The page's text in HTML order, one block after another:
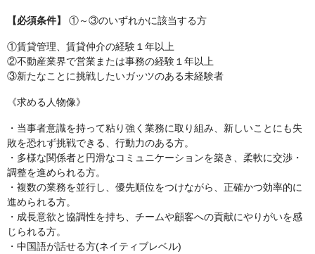
【必須条件】 ①～③のいずれかに該当する方
①賃貸管理、賃貸仲介の経験１年以上
②不動産業界で営業または事務の経験１年以上
③新たなことに挑戦したいガッツのある未経験者
《求める人物像》
・当事者意識を持って粘り強く業務に取り組み、新しいことにも失
敗を恐れず挑戦できる、行動力のある方。
・多様な関係者と円滑なコミュニケーションを築き、柔軟に交渉・
調整を進められる方。
・複数の業務を並行し、優先順位をつけながら、正確かつ効率的に
進められる方。
・成長意欲と協調性を持ち、チームや顧客への貢献にやりがいを感
じられる方。
・中国語が話せる方(ネイティブレベル)